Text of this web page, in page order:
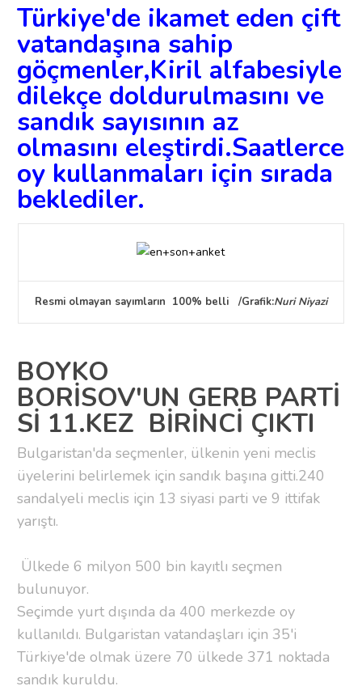
Türkiye'de ikamet eden çift
vatandaşına sahip
göçmenler,Kiril alfabesiyle
dilekçe doldurulmasını ve
sandık sayısının az
olmasını eleştirdi.Saatlerce
oy kullanmaları için sırada
beklediler.
Resmi olmayan sayımların 100% belli /Grafik:Nuri Niyazi
BOYKO
BORİSOV'UN GERB PARTİ
Sİ 11.KEZ BİRİNCİ ÇIKTI
Bulgaristan'da seçmenler, ülkenin yeni meclis
üyelerini belirlemek için sandık başına gitti.240
sandalyeli meclis için 13 siyasi parti ve 9 ittifak
yarıştı.
Ülkede 6 milyon 500 bin kayıtlı seçmen
bulunuyor.
Seçimde yurt dışında da 400 merkezde oy
kullanıldı. Bulgaristan vatandaşları için 35'i
Türkiye'de olmak üzere 70 ülkede 371 noktada
sandık kuruldu.